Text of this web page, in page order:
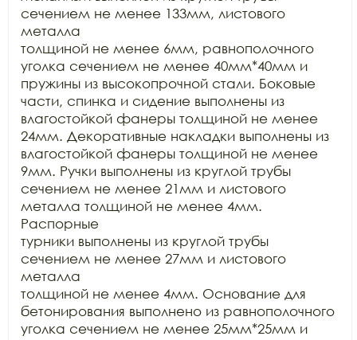
сечением не менее 133мм, листового
металла
толщиной не менее 6мм, равнополочного
уголка сечением не менее 40мм*40мм и
пружины из высокопрочной стали. Боковые
части, спинка и сидение выполнены из
влагостойкой фанеры толщиной не менее
24мм. Декоративные накладки выполнены из
влагостойкой фанеры толщиной не менее
9мм. Ручки выполнены из круглой трубы
сечением не менее 21мм и листового
металла толщиной не менее 4мм.
Распорные
турники выполнены из круглой трубы
сечением не менее 27мм и листового
металла
толщиной не менее 4мм. Основание для
бетонирования выполнено из равнополочного
уголка сечением не менее 25мм*25мм и